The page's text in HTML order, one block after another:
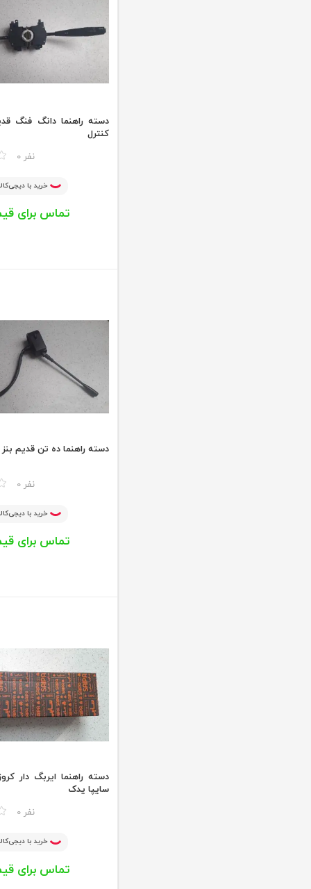
دسته راهنما دانگ فنگ
کنترل
0 نفر
خرید با
تماس برای
دسته راهنما ده تن قدیم بنز
0 نفر
خرید با
تماس برای
دسته راهنما ایربگ دار
سایپا یدک
0 نفر
خرید با
تماس برای